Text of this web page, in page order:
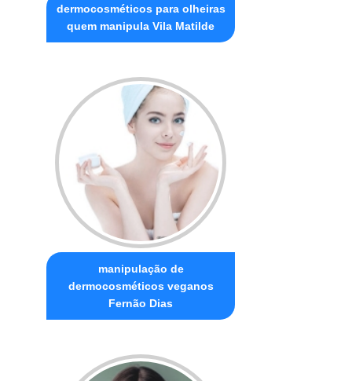
dermocosméticos para olheiras
quem manipula Vila Matilde
manipulação de
dermocosméticos veganos
Fernão Dias